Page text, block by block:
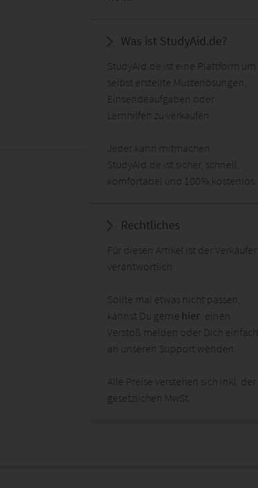
Was ist StudyAid.de?
StudyAid.de ist eine Plattform um
selbst erstellte Musterlösungen,
Einsendeaufgaben oder
Lernhilfen zu verkaufen.
Jeder kann mitmachen.
StudyAid.de ist sicher, schnell,
komfortabel und 100% kostenlos.
Rechtliches
Für diesen Artikel ist der Verkäufer
verantwortlich.
Sollte mal etwas nicht passen,
kannst Du gerne hier einen
Verstoß melden oder Dich einfach
an unseren Support wenden.
Alle Preise verstehen sich inkl. der
gesetzlichen MwSt.